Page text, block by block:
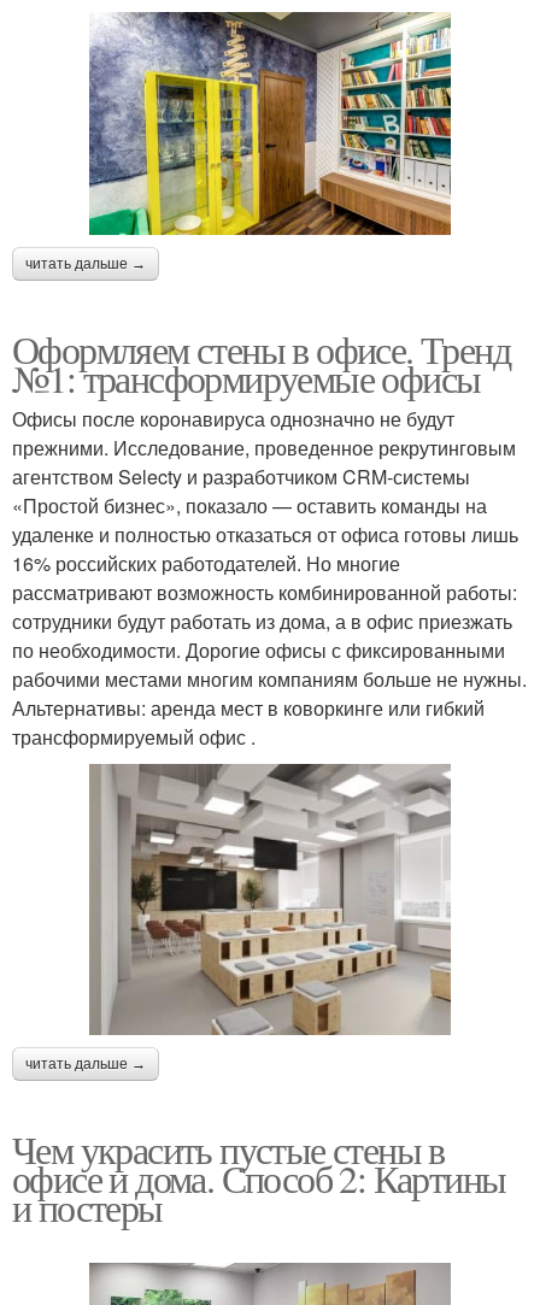
читать дальше →
Оформляем стены в офисе. Тренд
№1: трансформируемые офисы
Офисы после коронавируса однозначно не будут
прежними. Исследование, проведенное рекрутинговым
агентством Selecty и разработчиком CRM-системы
«Простой бизнес», показало — оставить команды на
удаленке и полностью отказаться от офиса готовы лишь
16% российских работодателей. Но многие
рассматривают возможность комбинированной работы:
сотрудники будут работать из дома, а в офис приезжать
по необходимости. Дорогие офисы с фиксированными
рабочими местами многим компаниям больше не нужны.
Альтернативы: аренда мест в коворкинге или гибкий
трансформируемый офис .
читать дальше →
Чем украсить пустые стены в
офисе и дома. Способ 2: Картины
и постеры